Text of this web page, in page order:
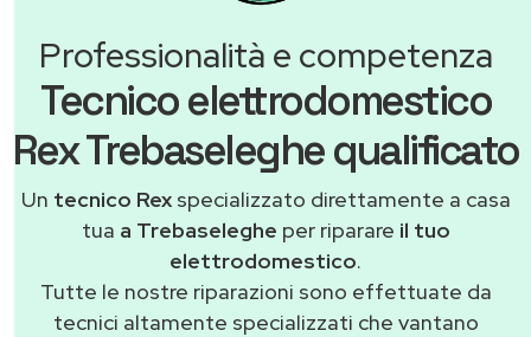
Professionalità e competenza
Tecnico elettrodomestico
Rex Trebaseleghe qualificato
Un tecnico Rexspecializzato direttamente a casa
tua a Trebaseleghe per riparare il tuo
elettrodomestico.
Tutte le nostre riparazioni sono effettuate da
tecnici altamente specializzati che vantano